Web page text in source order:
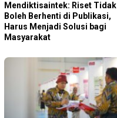
Mendiktisaintek: Riset Tidak
Boleh Berhenti di Publikasi,
Harus Menjadi Solusi bagi
Masyarakat